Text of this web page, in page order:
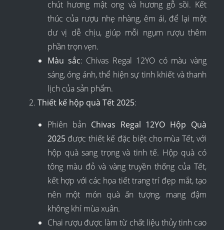
chút hương mật ong và hương gỗ sồi. Kết
thúc của rượu nhẹ nhàng, êm ái, để lại một
dư vị dễ chịu, giúp mỗi ngụm rượu thêm
phần trọn vẹn.
Màu sắc: Chivas Regal 12YO có màu vàng
sáng, óng ánh, thể hiện sự tinh khiết và thanh
lịch của sản phẩm.
Thiết kế hộp quà Tết 2025:
Phiên bản Chivas Regal 12YO Hộp Quà
2025 được thiết kế đặc biệt cho mùa Tết, với
hộp quà sang trọng và tinh tế. Hộp quà có
tông màu đỏ và vàng truyền thống của Tết,
kết hợp với các họa tiết trang trí đẹp mắt, tạo
nên một món quà ấn tượng, mang đậm
không khí mùa xuân.
Chai rượu được làm từ chất liệu thủy tinh cao